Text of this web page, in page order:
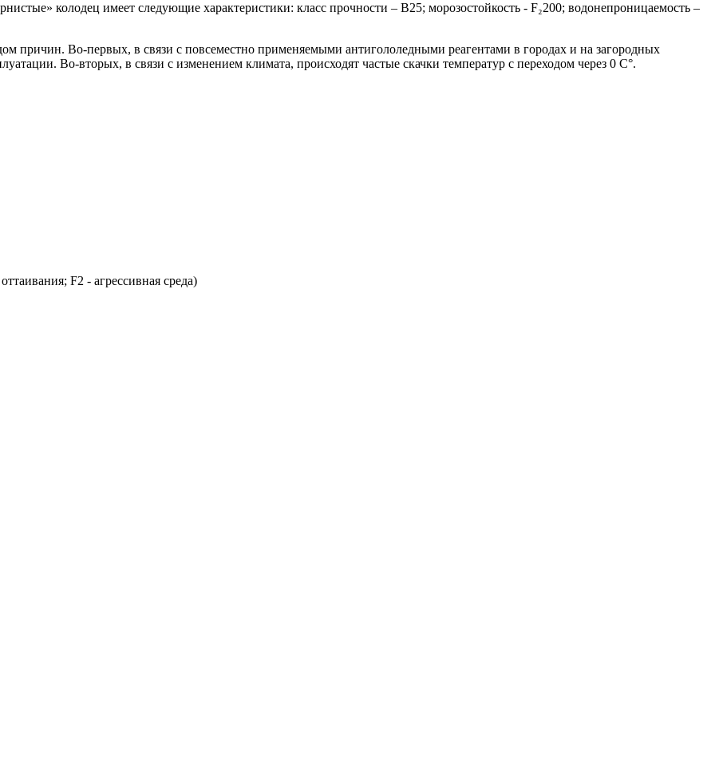
колодец имеет следующие характеристики: класс прочности – В25; морозостойкость - F₂200; водонепроницаемость –
причин. Во-первых, в связи с повсеместно применяемыми антигололедными реагентами в городах и на загородных
Во-вторых, в связи с изменением климата, происходят частые скачки температур с переходом через 0 С°.
F2 - агрессивная среда)